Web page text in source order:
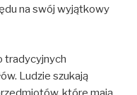
na swój wyjątkowy
tradycyjnych
Ludzie szukają